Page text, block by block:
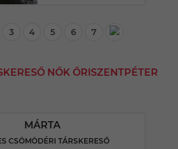
3 4 5 6 7
NŐK ŐRISZENTPÉTER
MÁRTA
CSÖMÖDÉRI TÁRSKERESŐ